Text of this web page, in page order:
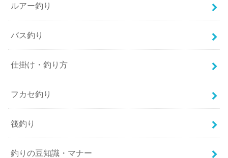
ルアー釣り
バス釣り
仕掛け・釣り方
フカセ釣り
筏釣り
釣りの豆知識・マナー